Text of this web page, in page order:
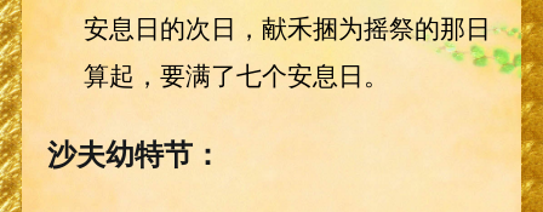
安息日的次日，献禾捆为摇祭的那日
算起，要满了七个安息日。
沙夫幼特节：